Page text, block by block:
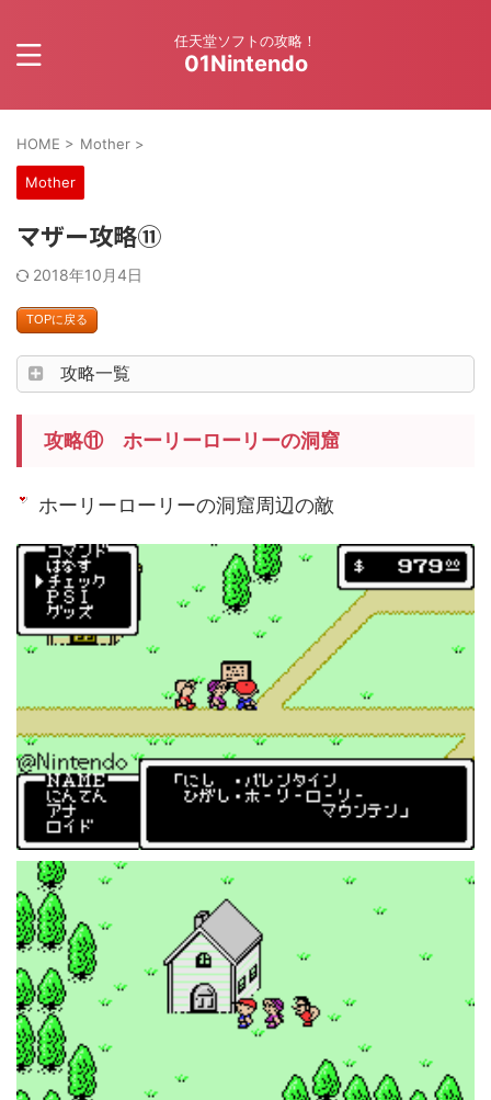
任天堂ソフトの攻略！
01Nintendo
HOME > Mother >
Mother
マザー攻略⑪
2018年10月4日
TOPに戻る
攻略一覧
攻略⑪ ホーリーローリーの洞窟
ホーリーローリーの洞窟周辺の敵